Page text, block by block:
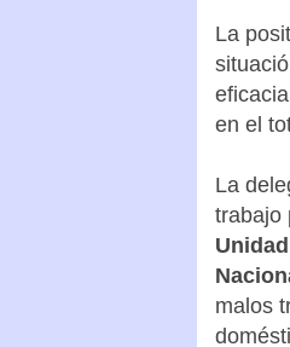
La
en el
La
trabajo
malos